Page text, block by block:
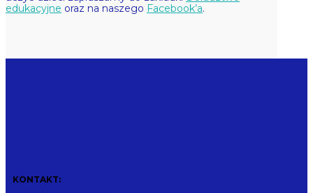
edukacyjne oraz na naszego Facebook’a.
KONTAKT: